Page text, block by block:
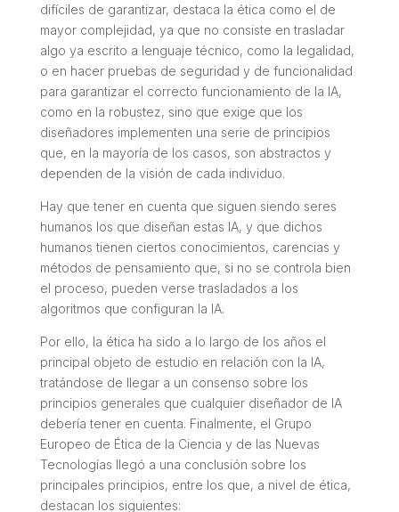
difíciles de garantizar, destaca la ética como el de
mayor complejidad, ya que no consiste en trasladar
algo ya escrito a lenguaje técnico, como la legalidad,
o en hacer pruebas de seguridad y de funcionalidad
para garantizar el correcto funcionamiento de la IA,
como en la robustez, sino que exige que los
diseñadores implementen una serie de principios
que, en la mayoría de los casos, son abstractos y
dependen de la visión de cada individuo.
Hay que tener en cuenta que siguen siendo seres
humanos los que diseñan estas IA, y que dichos
humanos tienen ciertos conocimientos, carencias y
métodos de pensamiento que, si no se controla bien
el proceso, pueden verse trasladados a los
algoritmos que configuran la IA.
Por ello, la ética ha sido a lo largo de los años el
principal objeto de estudio en relación con la IA,
tratándose de llegar a un consenso sobre los
principios generales que cualquier diseñador de IA
debería tener en cuenta. Finalmente, el Grupo
Europeo de Ética de la Ciencia y de las Nuevas
Tecnologías llegó a una conclusión sobre los
principales principios, entre los que, a nivel de ética,
destacan los siguientes: